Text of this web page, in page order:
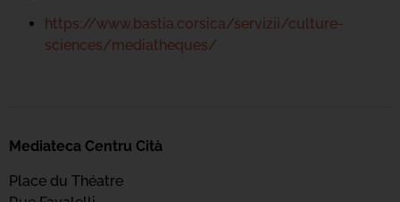
https://www.bastia.corsica/servizii/culture-
sciences/mediatheques/
Mediateca Centru Cità
Place du Théatre